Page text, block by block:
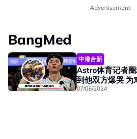
Advertisement
BangMed
中港台新
Astro体育记者
到他
07/08/2024